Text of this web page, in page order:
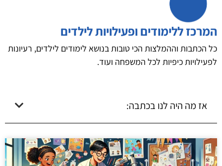
המרכז ללימודים ופעילויות לילדים
כל הכתבות וההמלצות הכי טובות בנושא לימודים לילדים, רעיונות
לפעילויות כיפיות לכל המשפחה ועוד.
אז מה היה לנו בכתבה: